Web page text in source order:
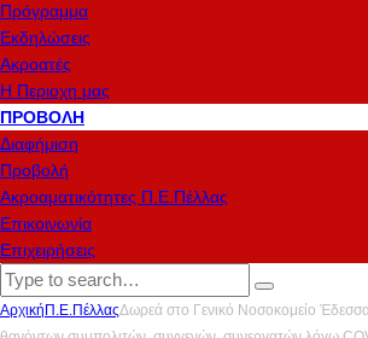
Πρόγραμμα
Εκδηλώσεις
Ακροατές
Η Περιοχη μας
ΠΡΟΒΟΛΉ
Διαφήμιση
Προβολή
Ακροαματικότητες Π.Ε.Πέλλας
Επικοινωνία
Επιχειρήσεις
Αρχική Π.Ε.ΠέλλαςΔωρεά στο Γενικό Νοσοκομείο